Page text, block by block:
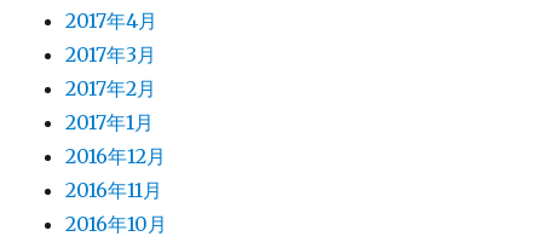
2017年4月
2017年3月
2017年2月
2017年1月
2016年12月
2016年11月
2016年10月